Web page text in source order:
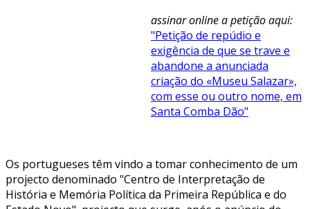
assinar online a petição aqui:
"Petição de repúdio e
exigência de que se trave e
abandone a anunciada
criação do «Museu Salazar»,
com esse ou outro nome, em
Santa Comba Dão"
Os portugueses têm vindo a tomar conhecimento de um
projecto denominado "Centro de Interpretação de
História e Memória Política da Primeira República e do